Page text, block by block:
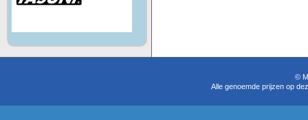
©
Alle genoemde prijzen op